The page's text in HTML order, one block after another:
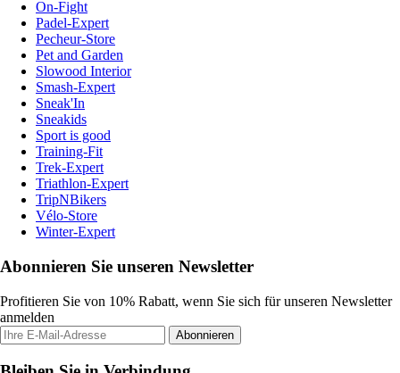
On-Fight
Padel-Expert
Pecheur-Store
Pet and Garden
Slowood Interior
Smash-Expert
Sneak'In
Sneakids
Sport is good
Training-Fit
Trek-Expert
Triathlon-Expert
TripNBikers
Vélo-Store
Winter-Expert
Abonnieren Sie unseren Newsletter
Profitieren Sie von 10% Rabatt, wenn Sie sich für unseren Newsletter
anmelden
Abonnieren